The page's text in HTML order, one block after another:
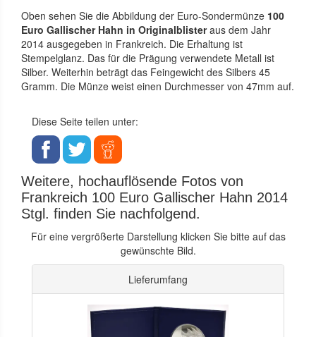
Oben sehen Sie die Abbildung der Euro-Sondermünze 100
Euro Gallischer Hahn in Originalblisteraus dem Jahr
2014 ausgegeben in Frankreich. Die Erhaltung ist
Stempelglanz. Das für die Prägung verwendete Metall ist
Silber. Weiterhin beträgt das Feingewicht des Silbers 45
Gramm. Die Münze weist einen Durchmesser von 47mm auf.
Diese Seite teilen unter:
Weitere, hochauflösende Fotos von
Frankreich 100 Euro Gallischer Hahn 2014
Stgl. finden Sie nachfolgend.
Für eine vergrößerte Darstellung klicken Sie bitte auf das
gewünschte Bild.
Lieferumfang